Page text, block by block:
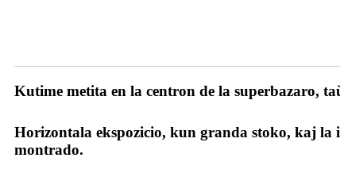
Kutime metita en la centron de la superbazaro,
Horizontala ekspozicio, kun granda stoko, kaj
montrado.